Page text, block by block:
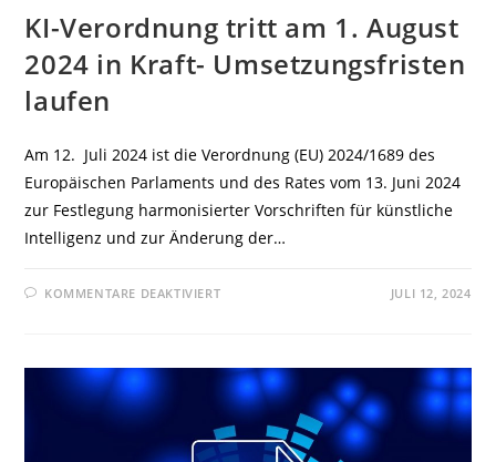
KI-Verordnung tritt am 1. August
2024 in Kraft- Umsetzungsfristen
laufen
Am 12. Juli 2024 ist die Verordnung (EU) 2024/1689 des
Europäischen Parlaments und des Rates vom 13. Juni 2024
zur Festlegung harmonisierter Vorschriften für künstliche
Intelligenz und zur Änderung der…
KOMMENTARE DEAKTIVIERTFÜR
1.
AUGUST
2024
IN
KRAFT-
UMSETZUNGSFRISTEN
LAUFEN
JULI 12, 2024